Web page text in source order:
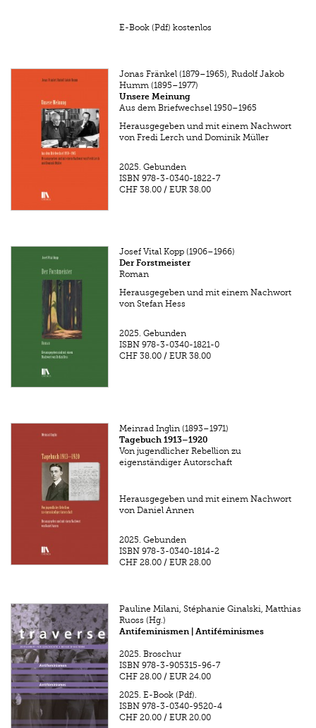
E-Book (Pdf) kostenlos
Jonas Fränkel (1879–1965), Rudolf Jakob
Humm (1895–1977)
Unsere Meinung
Aus dem Briefwechsel 1950–1965
Herausgegeben und mit einem Nachwort
von Fredi Lerch und Dominik Müller
2025. Gebunden
ISBN 978-3-0340-1822-7
CHF 38.00 /EUR 38.00
Josef Vital Kopp (1906–1966)
Der Forstmeister
Roman
Herausgegeben und mit einem Nachwort
von Stefan Hess
2025. Gebunden
ISBN 978-3-0340-1821-0
CHF 38.00 /EUR 38.00
Meinrad Inglin (1893–1971)
Tagebuch 1913–1920
Von jugendlicher Rebellion zu
eigenständiger Autorschaft
Herausgegeben und mit einem Nachwort
von Daniel Annen
2025. Gebunden
ISBN 978-3-0340-1814-2
CHF 28.00 /EUR 28.00
Pauline Milani, Stéphanie Ginalski, Matthias
Ruoss (Hg.)
Antifeminismen | Antiféminismes
2025. Broschur
ISBN 978-3-905315-96-7
CHF 28.00 /EUR 24.00
2025. E-Book (Pdf).
ISBN 978-3-0340-9520-4
CHF 20.00 /EUR 20.00